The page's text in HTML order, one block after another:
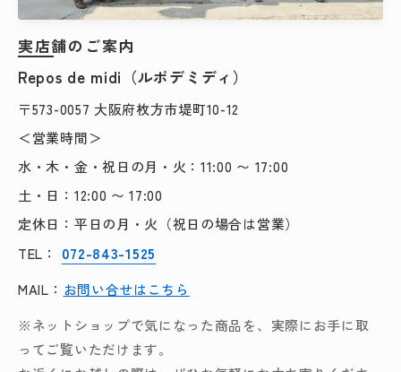
実店舗のご案内
Repos de midi（ルポデミディ）
〒573-0057 大阪府枚方市堤町10-12
＜営業時間＞
水・木・金・祝日の月・火：11:00 〜 17:00
土・日：12:00 〜 17:00
定休日：平日の月・火（祝日の場合は営業）
TEL：
072-843-1525
MAIL： お問い合せはこちら
※ネットショップで気になった商品を、実際にお手に取
ってご覧いただけます。